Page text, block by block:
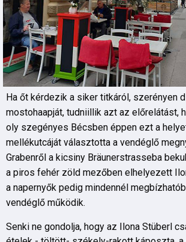
Ha őt kérdezik a siker titkáról, szerényen
mostohaapját, tudniillik azt az előrelátást,
oly szegényes Bécsben éppen ezt a
mellékutcáját választotta a vendéglő
Grabenről a kicsiny Bräunerstrasseba
a piros fehér zöld mezőben elhelyezett
a napernyők pedig mindennél
vendéglő működik.
Senki ne gondolja, hogy az Ilona Stüberl